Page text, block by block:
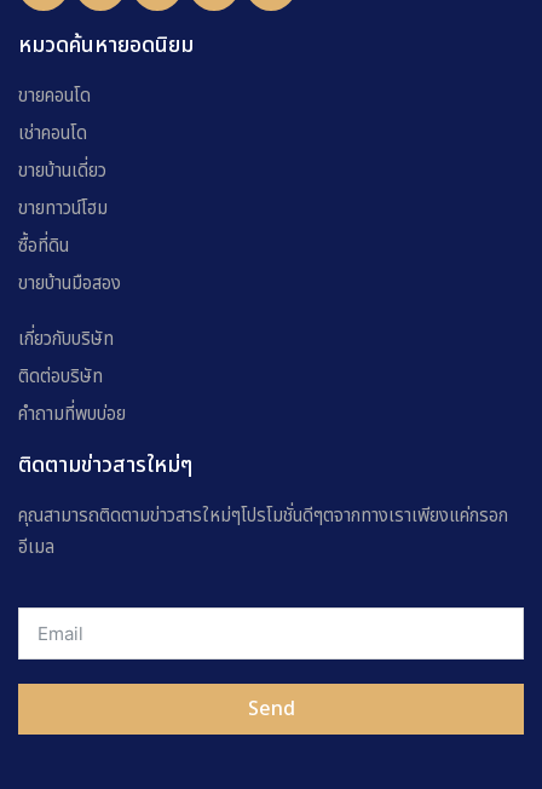
หมวดค้นหายอดนิยม
ขายคอนโด
เช่าคอนโด
ขายบ้านเดี่ยว
ขายทาวน์โฮม
ซื้อที่ดิน
ขายบ้านมือสอง
เกี่ยวกับบริษัท
ติดต่อบริษัท
คำถามที่พบบ่อย
ติดตามข่าวสารใหม่ๆ
คุณสามารถติดตามข่าวสารใหม่ๆโปรโมชั่นดีๆตจากทางเราเพียงแค่กรอก
อีเมล
Send